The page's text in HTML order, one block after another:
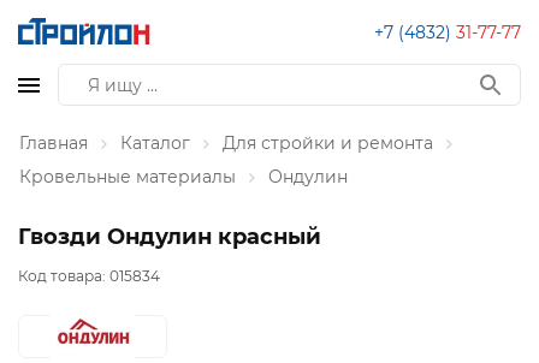
+7 (4832) 31-77-77
Главная Каталог
Для стройки и ремонта
Кровельные материалы
Ондулин
Гвозди Ондулин красный
Код товара: 015834